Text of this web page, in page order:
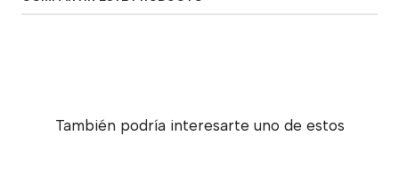
También podría interesarte uno de estos